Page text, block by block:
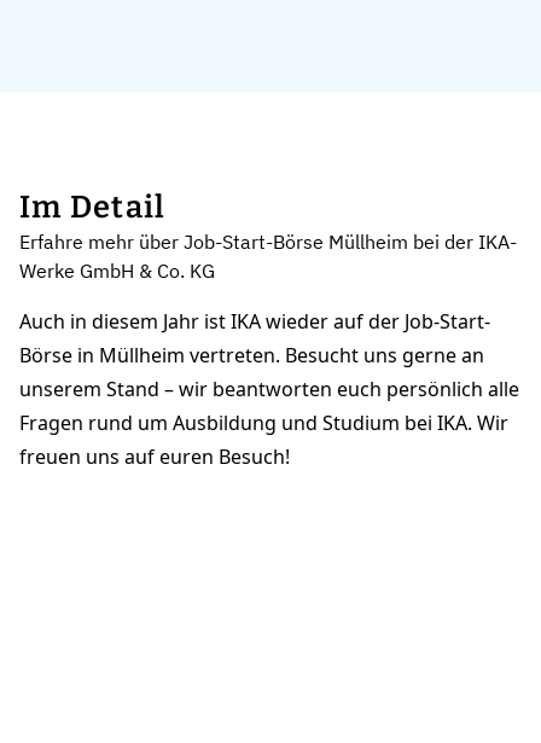
Im Detail
Erfahre mehr über Job-Start-Börse Müllheim bei der IKA-
Werke GmbH & Co. KG
Auch in diesem Jahr ist IKA wieder auf der Job-Start-
Börse in Müllheim vertreten. Besucht uns gerne an
unserem Stand – wir beantworten euch persönlich alle
Fragen rund um Ausbildung und Studium bei IKA. Wir
freuen uns auf euren Besuch!